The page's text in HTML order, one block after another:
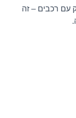
עם רכבים – זה